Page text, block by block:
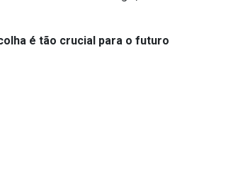
é tão crucial para o futuro